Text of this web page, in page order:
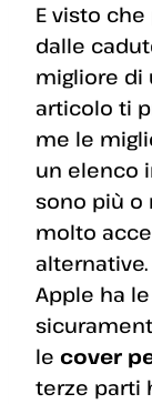
E visto
dalle
migliore di
articolo ti
me le
un elenco
sono più o
molto
Apple ha
le cover
terze parti